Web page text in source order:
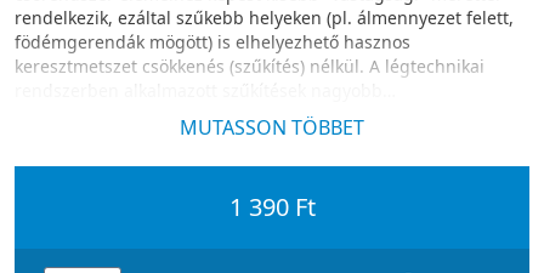
rendelkezik, ezáltal szűkebb helyeken (pl. álmennyezet felett,
födémgerendák mögött) is elhelyezhető hasznos
keresztmetszet csökkenés (szűkítés) nélkül. A légtechnikai
nyomásveszteséget és magasabb légáramlásból eredő zajt
MUTASSON TÖBBET
1 390 Ft